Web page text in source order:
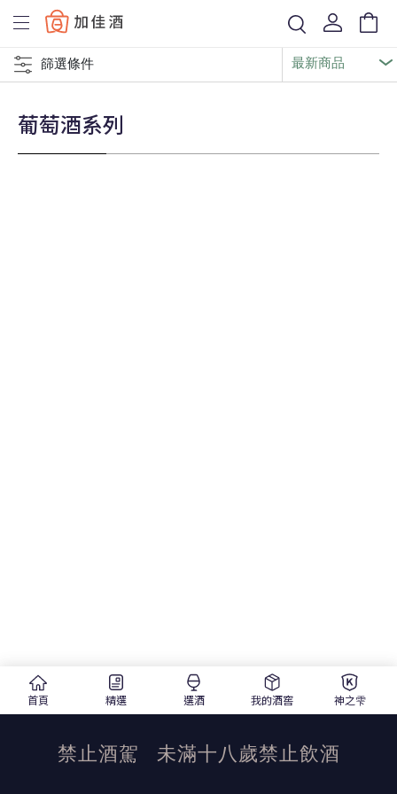
Baccus
篩選條件
葡萄酒系列
首頁 精選 選酒 我的酒窖 神之雫
禁止酒駕 未滿十八歲禁止飲酒